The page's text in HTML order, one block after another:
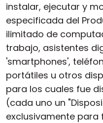
instalar, ejecutar y
especificada del
ilimitado de
trabajo, asistentes
'smartphones',
portátiles u otros
para los cuales fue
(cada uno un
exclusivamente para